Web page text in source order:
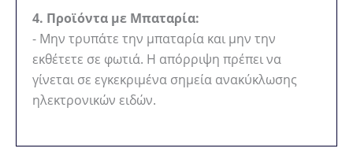
4. Προϊόντα με Μπαταρία:
- Μην τρυπάτε την μπαταρία και μην την
εκθέτετε σε φωτιά. Η απόρριψη πρέπει να
γίνεται σε εγκεκριμένα σημεία ανακύκλωσης
ηλεκτρονικών ειδών.